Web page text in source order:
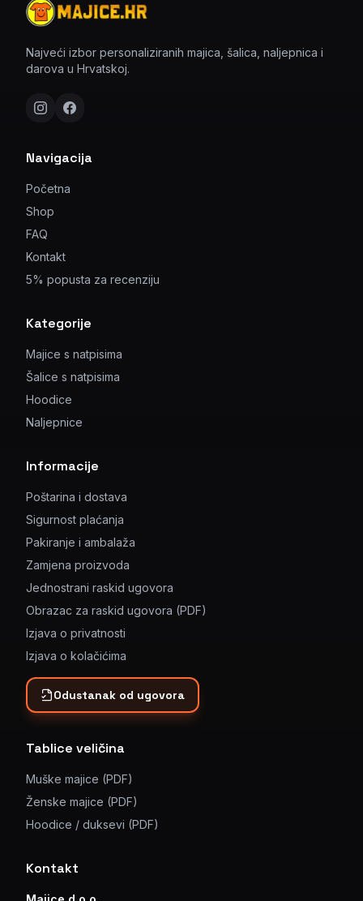
Najveći izbor personaliziranih majica, šalica, naljepnica i
darova u Hrvatskoj.
Navigacija
Početna
Shop
FAQ
Kontakt
5% popusta za recenziju
Kategorije
Majice s natpisima
Šalice s natpisima
Hoodice
Naljepnice
Informacije
Poštarina i dostava
Sigurnost plaćanja
Pakiranje i ambalaža
Zamjena proizvoda
Jednostrani raskid ugovora
Obrazac za raskid ugovora (PDF)
Izjava o privatnosti
Izjava o kolačićima
Odustanak od ugovora
Tablice veličina
Muške majice (PDF)
Ženske majice (PDF)
Hoodice / duksevi (PDF)
Kontakt